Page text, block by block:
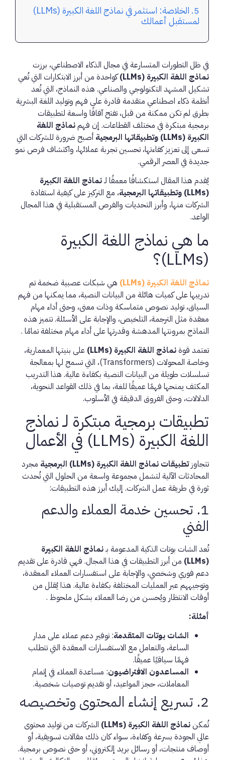
الخلاصة: استثمر في نماذج اللغة الكبيرة (LLMs)
لمستقبل أعمالك
في ظل التطورات المتسارعة في مجال الذكاء الاصطناعي، برزت
نماذج اللغة الكبيرة (LLMs)
كواحدة من أبرز الابتكارات التي تُعي
تشكيل المشهد التكنولوجي والصناعي. هذه النماذج، التي تُعد
أنظمة ذكاء اصطناعي متقدمة قادرة على فهم وتوليد اللغة البشرية
بطرق لم تكن ممكنة من قبل، تفتح آفاقًا واسعة لتطبيقات
برمجية مبتكرة في مختلف القطاعات. إن فهمنماذج اللغة
الكبيرة (LLMs) وتطبيقاتها البرمجية
أصبح ضرورة للشركات التي
تسعى إلى تعزيز كفاءتها، تحسين تجربة عملائها، واكتشاف فرص نمو
جديدة في العصر الرقمي.
يُقدم هذا المقال استكشافًا معمقًا لـنماذج اللغة الكبيرة
(LLMs) وتطبيقاتها البرمجية
، مع التركيز على كيفية استفادة
الشركات منها، وأبرز التحديات والفرص المستقبلية في هذا المجال
الواعد.
ما هي نماذج اللغة الكبيرة
(LLMs)؟
نماذج اللغة الكبيرة (LLMs)
هي شبكات عصبية ضخمة تم
تدريبها على كميات هائلة من البيانات النصية، مما يمكنها من فهم
السياق، توليد نصوص متماسكة وذات معنى، وحتى أداء مهام
معقدة مثل الترجمة، التلخيص، والإجابة على الأسئلة. تتميز هذه
النماذج بمرونتها المدهشة وقدرتها على أداء مهام مختلفة تمامًا .
تعتمد قوة نماذج اللغة الكبيرة (LLMs)
على بنيتها المعمارية،
وخاصة المحولات (Transformers)، التي تسمح لها بمعالجة
تسلسلات طويلة من البيانات النصية بكفاءة عالية. هذا التدريب
المكثف يمنحها فهمًا عميقًا للغة، بما في ذلك القواعد النحوية،
الدلالات، وحتى الفروق الدقيقة في الأسلوب.
تطبيقات برمجية مبتكرة لـ نماذج
اللغة الكبيرة (LLMs) في الأعمال
تتجاوزتطبيقات نماذج اللغة الكبيرة (LLMs) البرمجية
مجرد
المحادثات الآلية لتشمل مجموعة واسعة من الحلول التي تُحدث
ثورة في طريقة عمل الشركات. إليك أبرز هذه التطبيقات:
1. تحسين خدمة العملاء والدعم
الفني
تُعد الشات بوتات الذكية المدعومة بـنماذج اللغة الكبيرة
(LLMs)
من أبرز التطبيقات في هذا المجال. فهي قادرة على تقديم
دعم فوري وشخصي، والإجابة على استفسارات العملاء المعقدة،
وتوجيههم عبر العمليات المختلفة بكفاءة عالية. هذا يُقلل من
أوقات الانتظار ويُحسن من رضا العملاء بشكل ملحوظ .
أمثلة:
الشات بوتات المتقدمة: توفير دعم عملاء على مدار
الساعة، والتعامل مع الاستفسارات المعقدة التي تتطلب
فهمًا سياقيًا عميقًا.
المساعدون الافتراضيون: مساعدة العملاء في إتمام
المعاملات، حجز المواعيد، أو تقديم توصيات شخصية.
2. تسريع إنشاء المحتوى وتخصيصه
تُمكننماذج اللغة الكبيرة (LLMs)
الشركات من توليد محتوى
عالي الجودة بسرعة وكفاءة، سواء كان ذلك مقالات تسويقية، أو
أوصاف منتجات، أو رسائل بريد إلكتروني، أو حتى نصوص برمجية.